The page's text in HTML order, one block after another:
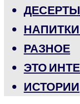
ДЕСЕРТЫ
РАЗНОЕ
ЭТО
ИСТОРИИ